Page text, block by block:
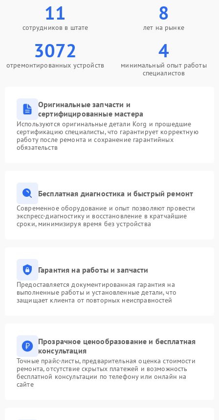
11
сотрудников в штате
8
лет на рынке
3072
отремонтированных устройств
4
минимальный опыт работы
специалистов
Оригинальные запчасти и
сертифицированные мастера
Используются оригинальные детали Korg и прошедшие
сертификацию специалисты, что гарантирует корректную
работу после ремонта и сохранение гарантийных
обязательств
Бесплатная диагностика и быстрый ремонт
Современное оборудование и опыт позволяют провести
экспресс-диагностику и восстановление в кратчайшие
сроки, минимизируя время без устройства
Гарантия на работы и запчасти
Предоставляется документированная гарантия на
выполненные работы и установленные детали, что
защищает клиента от повторных неисправностей
Прозрачное ценообразование и бесплатная
консультация
Точные прайс-листы, предварительная оценка стоимости
ремонта, отсутствие скрытых платежей и возможность
бесплатной консультации по телефону или онлайн на
сайте